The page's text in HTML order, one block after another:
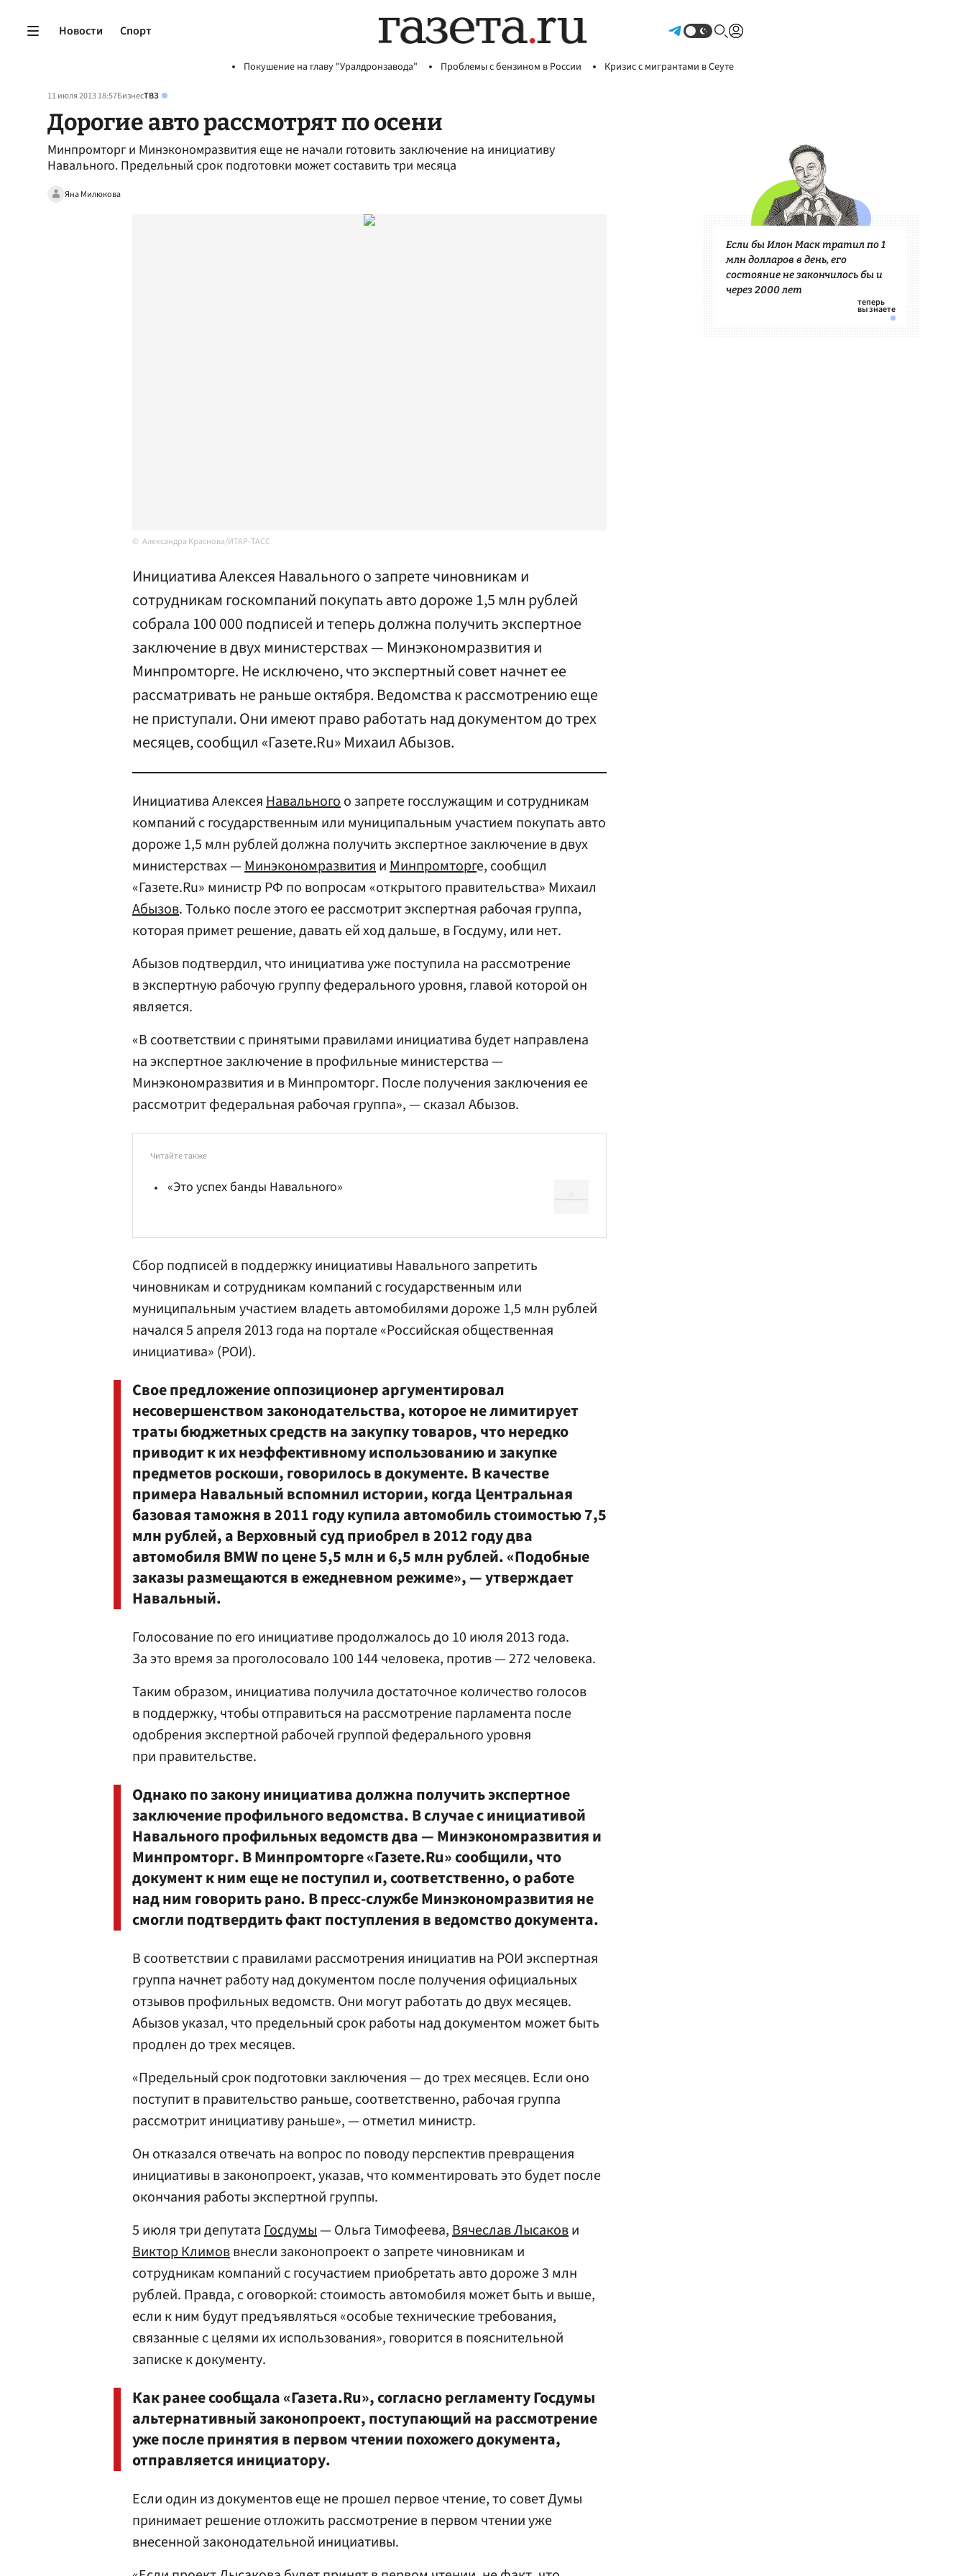
Новости Спорт
Покушение на главу "Уралдронзавода" Проблемы с бензином в России Кризис с мигрантами в Сеуте
11 июля 2013 18:57БизнесТВЗ
Дорогие авто рассмотрят по осени
Минпромторг и Минэкономразвития еще не начали готовить заключение на инициативу
Навального. Предельный срок подготовки может составить три месяца
Яна Милюкова
Александра Краснова/ИТАР-ТАСС
Инициатива Алексея Навального о запрете чиновникам и
сотрудникам госкомпаний покупать авто дороже 1,5 млн рублей
собрала 100 000 подписей и теперь должна получить экспертное
заключение в двух министерствах — Минэкономразвития и
Минпромторге. Не исключено, что экспертный совет начнет ее
рассматривать не раньше октября. Ведомства к рассмотрению еще
не приступали. Они имеют право работать над документом до трех
месяцев, сообщил «Газете.Ru» Михаил Абызов.
Инициатива АлексеяНавальногоо запрете госслужащим и сотрудникам
компаний с государственным или муниципальным участием покупать авто
дороже 1,5 млн рублей должна получить экспертное заключение в двух
министерствах —МинэкономразвитияиМинпромторге, сообщил
«Газете.Ru» министр РФ по вопросам «открытого правительства» Михаил
Абызов. Только после этого ее рассмотрит экспертная рабочая группа,
которая примет решение, давать ей ход дальше, в Госдуму, или нет.
Абызов подтвердил, что инициатива уже поступила на рассмотрение
в экспертную рабочую группу федерального уровня, главой которой он
является.
«В соответствии с принятыми правилами инициатива будет направлена
на экспертное заключение в профильные министерства —
Минэкономразвития и в Минпромторг. После получения заключения ее
рассмотрит федеральная рабочая группа», — сказал Абызов.
Читайте также
«Это успех банды Навального»
Сбор подписей в поддержку инициативы Навального запретить
чиновникам и сотрудникам компаний с государственным или
муниципальным участием владеть автомобилями дороже 1,5 млн рублей
начался 5 апреля 2013 года на портале «Российская общественная
инициатива» (РОИ).
Свое предложение оппозиционер аргументировал
несовершенством законодательства, которое не лимитирует
траты бюджетных средств на закупку товаров, что нередко
приводит к их неэффективному использованию и закупке
предметов роскоши, говорилось в документе. В качестве
примера Навальный вспомнил истории, когда Центральная
базовая таможня в 2011 году купила автомобиль стоимостью 7,5
млн рублей, а Верховный суд приобрел в 2012 году два
автомобиля BMW по цене 5,5 млн и 6,5 млн рублей. «Подобные
заказы размещаются в ежедневном режиме», — утверждает
Навальный.
Голосование по его инициативе продолжалось до 10 июля 2013 года.
За это время за проголосовало 100 144 человека, против — 272 человека.
Таким образом, инициатива получила достаточное количество голосов
в поддержку, чтобы отправиться на рассмотрение парламента после
одобрения экспертной рабочей группой федерального уровня
при правительстве.
Однако по закону инициатива должна получить экспертное
заключение профильного ведомства. В случае с инициативой
Навального профильных ведомств два — Минэкономразвития и
Минпромторг. В Минпромторге «Газете.Ru» сообщили, что
документ к ним еще не поступил и, соответственно, о работе
над ним говорить рано. В пресс-службе Минэкономразвития не
смогли подтвердить факт поступления в ведомство документа.
В соответствии с правилами рассмотрения инициатив на РОИ экспертная
группа начнет работу над документом после получения официальных
отзывов профильных ведомств. Они могут работать до двух месяцев.
Абызов указал, что предельный срок работы над документом может быть
продлен до трех месяцев.
«Предельный срок подготовки заключения — до трех месяцев. Если оно
поступит в правительство раньше, соответственно, рабочая группа
рассмотрит инициативу раньше», — отметил министр.
Он отказался отвечать на вопрос по поводу перспектив превращения
инициативы в законопроект, указав, что комментировать это будет после
окончания работы экспертной группы.
5 июля три депутатаГосдумы— Ольга Тимофеева,Вячеслав Лысакови
Виктор Климоввнесли законопроект о запрете чиновникам и
сотрудникам компаний с госучастием приобретать авто дороже 3 млн
рублей. Правда, с оговоркой: стоимость автомобиля может быть и выше,
если к ним будут предъявляться «особые технические требования,
связанные с целями их использования», говорится в пояснительной
записке к документу.
Как ранее сообщала «Газета.Ru», согласно регламенту Госдумы
альтернативный законопроект, поступающий на рассмотрение
уже после принятия в первом чтении похожего документа,
отправляется инициатору.
Если один из документов еще не прошел первое чтение, то совет Думы
принимает решение отложить рассмотрение в первом чтении уже
внесенной законодательной инициативы.
Если бы Илон Маск тратил по 1
млн долларов в день, его
состояние не закончилось бы и
через 2000 лет